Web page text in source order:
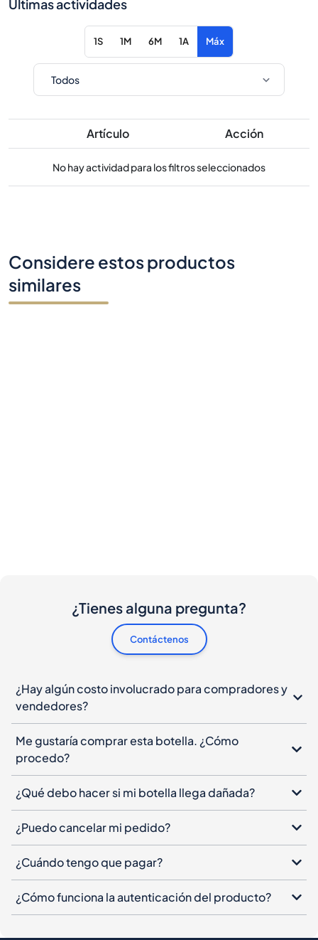
Últimas actividades
1S 1M 6M 1A Máx
Artículo Acción
No hay actividad para los filtros seleccionados
Considere estos productos
similares
¿Tienes alguna pregunta?
Contáctenos
¿Hay algún costo involucrado para compradores y
vendedores?
Me gustaría comprar esta botella. ¿Cómo
procedo?
¿Qué debo hacer si mi botella llega dañada?
¿Puedo cancelar mi pedido?
¿Cuándo tengo que pagar?
¿Cómo funciona la autenticación del producto?